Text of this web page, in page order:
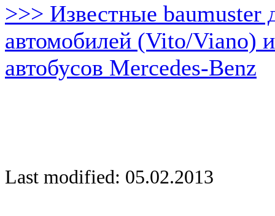
>>> Известные baumuster
автомобилей (Vito/Viano)
автобусов Mercedes-Benz
Last modified: 05.02.2013